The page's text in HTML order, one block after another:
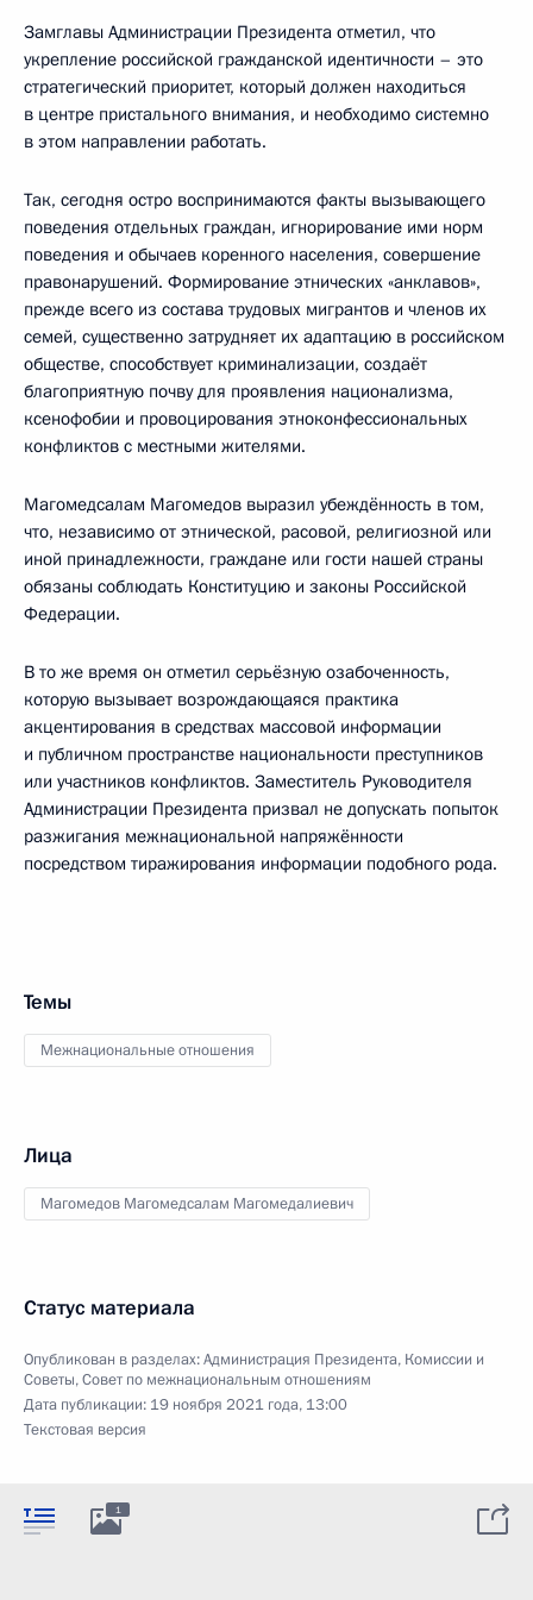
Замглавы Администрации Президента отметил, что
укрепление российской гражданской идентичности – это
стратегический приоритет, который должен находиться
в центре пристального внимания, и необходимо системно
в этом направлении работать.
Так, сегодня остро воспринимаются факты вызывающего
поведения отдельных граждан, игнорирование ими норм
поведения и обычаев коренного населения, совершение
правонарушений. Формирование этнических «анклавов»,
прежде всего из состава трудовых мигрантов и членов их
семей, существенно затрудняет их адаптацию в российском
обществе, способствует криминализации, создаёт
благоприятную почву для проявления национализма,
ксенофобии и провоцирования этноконфессиональных
конфликтов с местными жителями.
Магомедсалам Магомедов выразил убеждённость в том,
что, независимо от этнической, расовой, религиозной или
иной принадлежности, граждане или гости нашей страны
обязаны соблюдать Конституцию и законы Российской
Федерации.
В то же время он отметил серьёзную озабоченность,
которую вызывает возрождающаяся практика
акцентирования в средствах массовой информации
и публичном пространстве национальности преступников
или участников конфликтов. Заместитель Руководителя
Администрации Президента призвал не допускать попыток
разжигания межнациональной напряжённости
посредством тиражирования информации подобного рода.
Темы
Межнациональные отношения
Лица
Магомедов Магомедсалам Магомедалиевич
Статус материала
Опубликован в разделах:Администрация Президента, Комиссии и
Советы,Совет по межнациональным отношениям
Дата публикации: 19 ноября 2021 года, 13:00
Текстовая версия
1